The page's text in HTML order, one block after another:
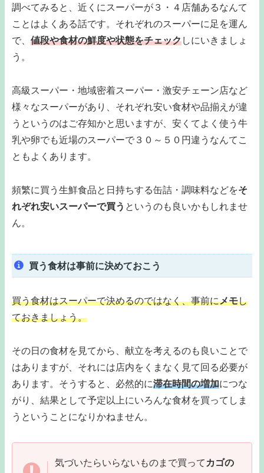
調べてみると、近くにスーパーが３・４店舗あるなんて
ことはよくある話です。それぞれのスーパーに足を運ん
で、 値段や食材の鮮度や状態をチェックしにいきましょ
う。
高級スーパー・地域密着スーパー・激安チェーン店など
様々なスーパーがあり、それぞれ安い食材や品揃えが違
うというのはご存知かと思いますが、安くてよく使う牛
乳や卵でも近場のスーパーで３０～５０円違うなんてこ
ともよくあります。
頻繁に買う生鮮食品と日持ちする缶詰・調味料などをそ
れぞれ安いスーパーで買う というのも良いかもしれませ
ん。
買う食材は事前に決めておこう
買う食材はスーパーで決めるのではなく、事前にメモし
ておきましょう。
その日の食材を見てから、献立を考えるのも良いことで
はありますが、それには店内をくまなく見て回る必要が
あります。そうすると、必然的に滞在時間の増加につな
がり、結果として予定以上にいろんな食材を買ってしま
うということになりかねません。
気づいたらいらないものまで買って カゴの